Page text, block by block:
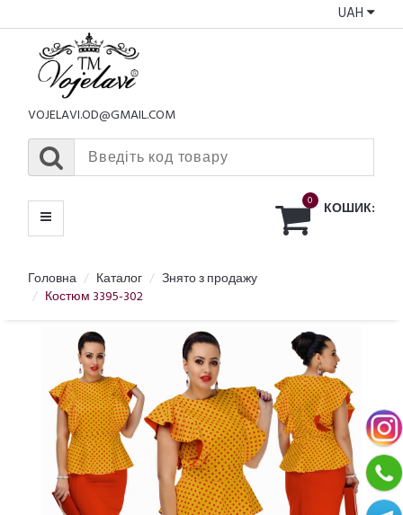
UAH
VOJELAVI.OD@GMAIL.COM
0 КОШИК:
МЕНЮ
Головна Каталог
Знято з продажу
Костюм 3395-302